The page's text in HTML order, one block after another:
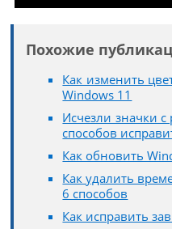
Похожие
Как изменить
Windows 11
Исчезли значки
способов
Как обновить
Как удалить
6 способов
Как исправить